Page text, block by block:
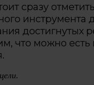
сразу
инструмента
достигнутых
что можно есть